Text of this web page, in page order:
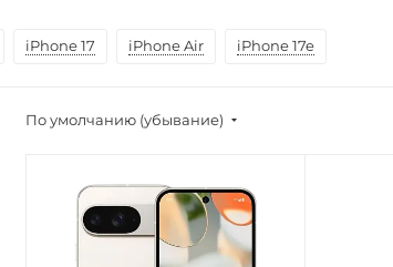
iPhone 17 iPhone Air iPhone 17e
По умолчанию (убывание)